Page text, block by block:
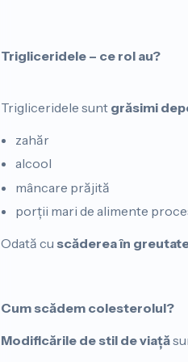
Trigliceridele – ce rol au?
Trigliceridele sunt grăsimi
zahăr
alcool
mâncare prăjită
porții mari de alimente
Odată cu scăderea în
Cum scădem colesterolul?
Modificările de stil de viață